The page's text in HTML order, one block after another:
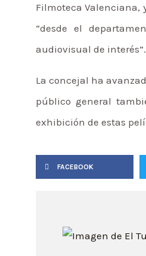
Filmoteca Valenciana,
“desde el
audiovisual de interés”.
La concejal ha
público general
exhibición de estas
FACEBOOK